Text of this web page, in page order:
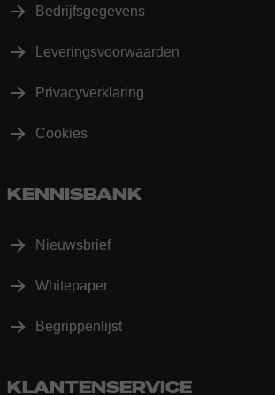
Bedrijfsgegevens
Leveringsvoorwaarden
Privacyverklaring
Cookies
KENNISBANK
Nieuwsbrief
Whitepaper
Begrippenlijst
KLANTENSERVICE